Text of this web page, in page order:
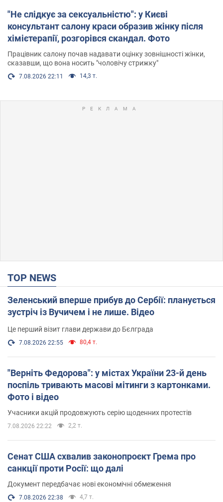
"Не слідкує за сексуальністю": у Києві
консультант салону краси образив жінку після
хімієтерапії, розгорівся скандал. Фото
Працівник салону почав надавати оцінку зовнішності жінки,
сказавши, що вона носить "чоловічу стрижку"
7.08.2026 22:11 14,3 т.
TOP NEWS
Зеленський вперше прибув до Сербії: планується
зустріч із Вучичем і не лише. Відео
Це перший візит глави держави до Бєлграда
7.08.2026 22:55 80,4 т.
"Верніть Федорова": у містах України 23-й день
поспіль тривають масові мітинги з картонками.
Фото і відео
Учасники акцій продовжують серію щоденних протестів
7.08.2026 22:22 2,2 т.
Сенат США схвалив законопроєкт Грема про
санкції проти Росії: що далі
Документ передбачає нові економічні обмеження
7.08.2026 22:38 4,7 т.